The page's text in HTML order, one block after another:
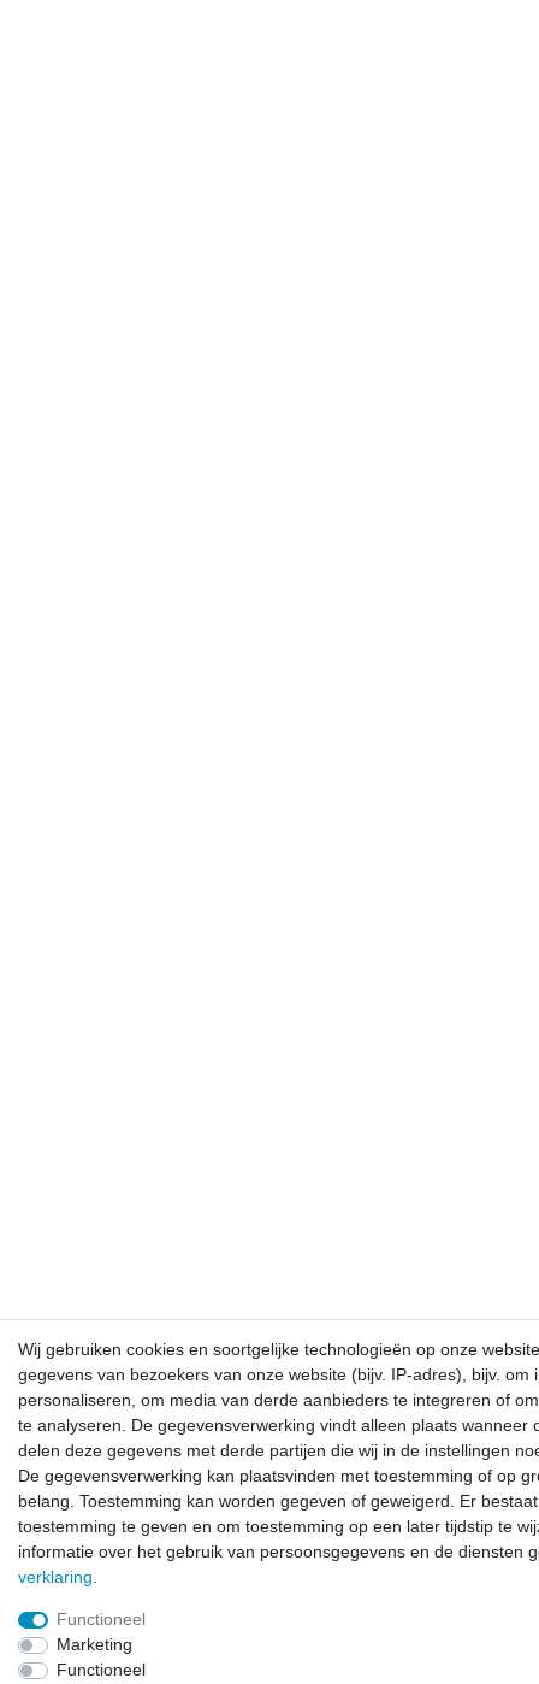
Wij gebruiken cookies en soortgelijke technologieën op onze
gegevens van bezoekers van onze website (bijv. IP-adres), bijv. om
personaliseren, om media van derde aanbieders te integreren of
te analyseren. De gegevensverwerking vindt alleen plaats wanneer
delen deze gegevens met derde partijen die wij in de instellingen
De gegevensverwerking kan plaatsvinden met toestemming of op
belang. Toestemming kan worden gegeven of geweigerd. Er
toestemming te geven en om toestemming op een later tijdstip te
informatie over het gebruik van persoonsgegevens en de diensten
verklaring
Functioneel
Marketing
Functioneel